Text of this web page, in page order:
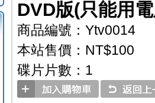
DVD版(只能用
商品編號：Ytv0014
本站售價：NT$100
碟片片數：1